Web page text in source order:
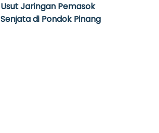
Usut Jaringan Pemasok
Senjata di Pondok Pinang